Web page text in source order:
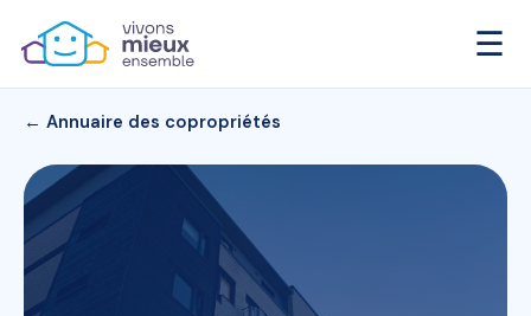
☰
← Annuaire des copropriétés